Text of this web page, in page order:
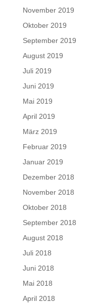
November 2019
Oktober 2019
September 2019
August 2019
Juli 2019
Juni 2019
Mai 2019
April 2019
März 2019
Februar 2019
Januar 2019
Dezember 2018
November 2018
Oktober 2018
September 2018
August 2018
Juli 2018
Juni 2018
Mai 2018
April 2018